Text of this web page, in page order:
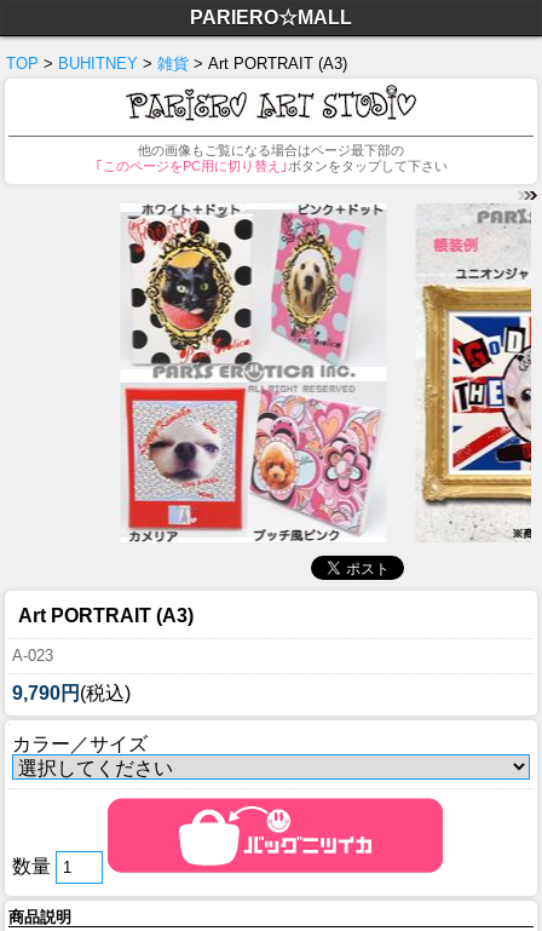
PARIERO☆MALL
TOP > BUHITNEY > 雑貨 > Art PORTRAIT (A3)
他の画像もご覧になる場合はページ最下部の
｢このページをPC用に切り替え｣ ボタンをタップして下さい
Art PORTRAIT (A3)
A-023
9,790円 (税込)
カラー／サイズ
数量
商品説明